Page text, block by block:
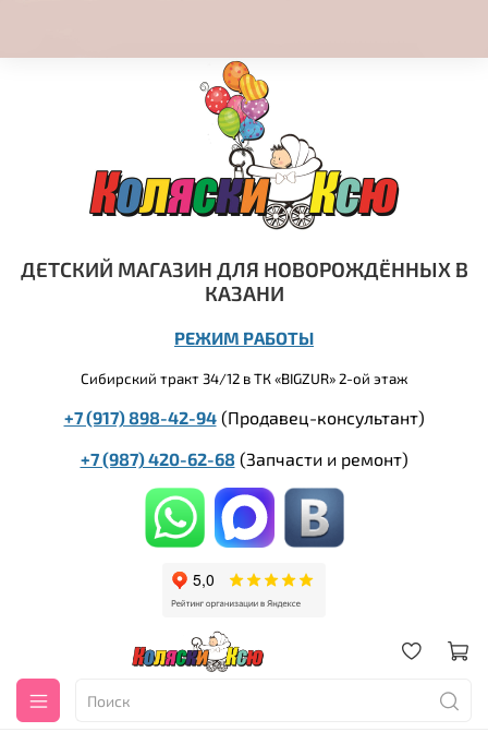
ДЕТСКИЙ МАГАЗИН ДЛЯ НОВОРОЖДЁННЫХ В
КАЗАНИ
РЕЖИМ РАБОТЫ
Сибирский тракт 34/12 в ТК «BIGZUR» 2-ой этаж
+7 (917) 898-42-94(Продавец-консультант)
+7 (987) 420-62-68 (Запчасти и ремонт)